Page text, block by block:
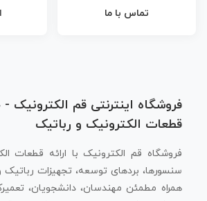
تماس با ما
فروشگاه اینترنتی قم الکترونیک
قطعات الکترونیک و رباتیک
فروشگاه قم الکترونیک با ارائه قطعات
سنسورها، بردهای توسعه، تجهیزات رباتیک
همراه مطمئن مهندسان، دانشجویان،